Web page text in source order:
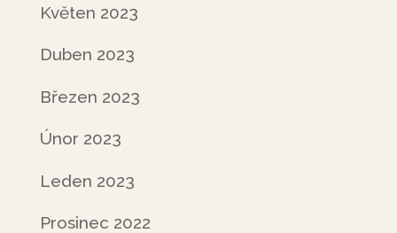
Květen 2023
Duben 2023
Březen 2023
Únor 2023
Leden 2023
Prosinec 2022